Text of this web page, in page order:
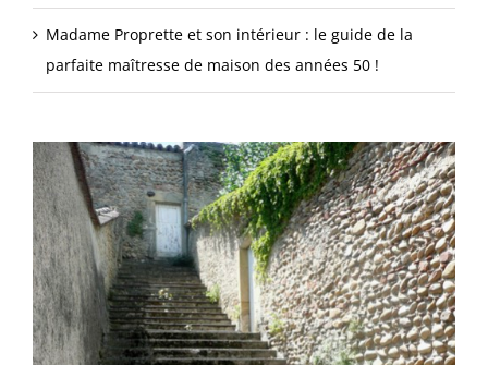
Madame Proprette et son intérieur : le guide de la
parfaite maîtresse de maison des années 50 !